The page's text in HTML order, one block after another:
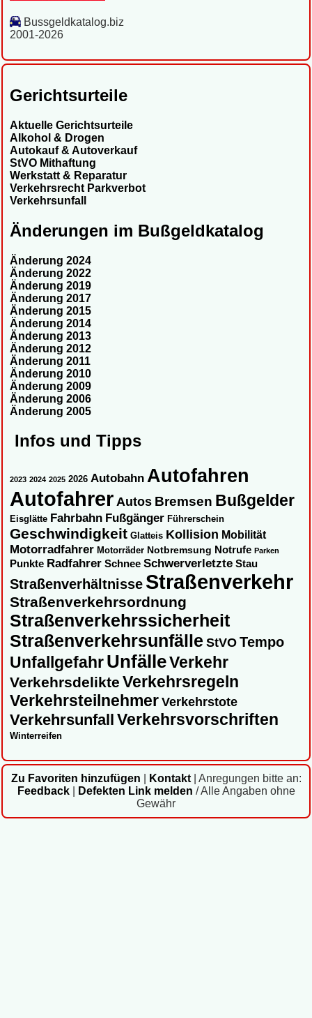
Bussgeldkatalog.biz
2001-2026
Gerichtsurteile
Aktuelle Gerichtsurteile
Alkohol & Drogen
Autokauf & Autoverkauf
StVO Mithaftung
Werkstatt & Reparatur
Verkehrsrecht Parkverbot
Verkehrsunfall
Änderungen im Bußgeldkatalog
Änderung 2024
Änderung 2022
Änderung 2019
Änderung 2017
Änderung 2015
Änderung 2014
Änderung 2013
Änderung 2012
Änderung 2011
Änderung 2010
Änderung 2009
Änderung 2006
Änderung 2005
Infos und Tipps
2023 2024 2025 2026 Autobahn Autofahren
AutofahrerAutos Bremsen Bußgelder
Eisglätte Fahrbahn Fußgänger Führerschein
Geschwindigkeit Glatteis Kollision Mobilität
Motorradfahrer Motorräder Notbremsung Notrufe Parken
Punkte Radfahrer Schnee Schwerverletzte Stau
Straßenverhältnisse Straßenverkehr
Straßenverkehrsordnung
Straßenverkehrssicherheit
Straßenverkehrsunfälle StVOTempo
UnfallgefahrUnfälleVerkehr
Verkehrsdelikte Verkehrsregeln
Verkehrsteilnehmer Verkehrstote
Verkehrsunfall Verkehrsvorschriften
Winterreifen
Zu Favoriten hinzufügen Kontakt| Anregungen bitte an:
Feedback| Defekten Link melden / Alle Angaben ohne
Gewähr